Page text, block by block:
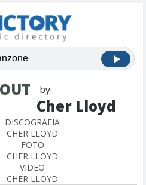
by
Cher Lloyd
DISCOGRAFIA
CHER LLOYD
FOTO
CHER LLOYD
VIDEO
CHER LLOYD